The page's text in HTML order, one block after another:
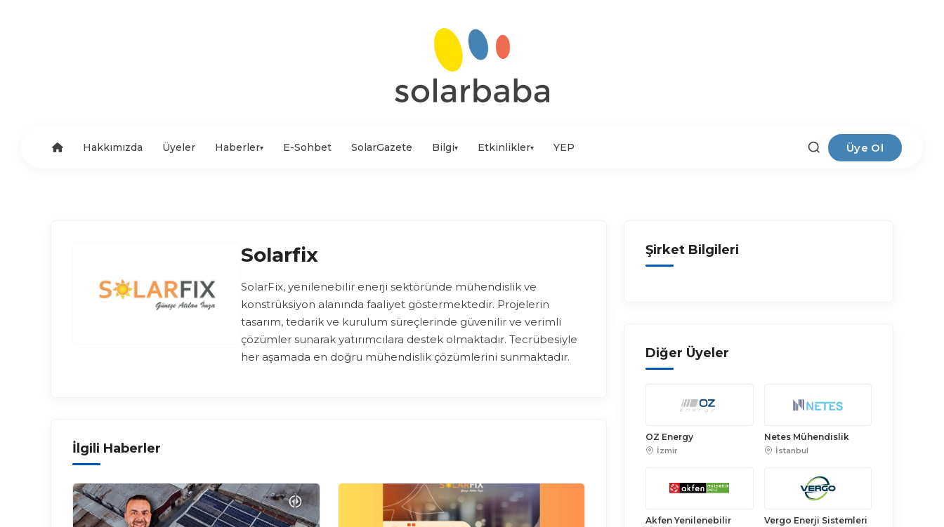
Hakkımızda Üyeler Haberler▾ E-Sohbet SolarGazete Bilgi▾ Etkinlikler▾ YEP Üye Ol
Solarfix
SolarFix, yenilenebilir enerji sektöründe mühendislik ve
konstrüksiyon alanında faaliyet göstermektedir. Projelerin
tasarım, tedarik ve kurulum süreçlerinde güvenilir ve verimli
çözümler sunarak yatırımcılara destek olmaktadır. Tecrübesiyle
her aşamada en doğru mühendislik çözümlerini sunmaktadır.
İlgili Haberler
Şirket Bilgileri
Diğer Üyeler
OZ Energy
İzmir
Netes Mühendislik
İstanbul
Akfen Yenilenebilir
Vergo Enerji Sistemleri